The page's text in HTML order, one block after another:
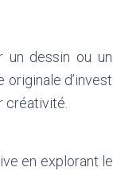
un dessin ou
originale
créativité.
en explorant